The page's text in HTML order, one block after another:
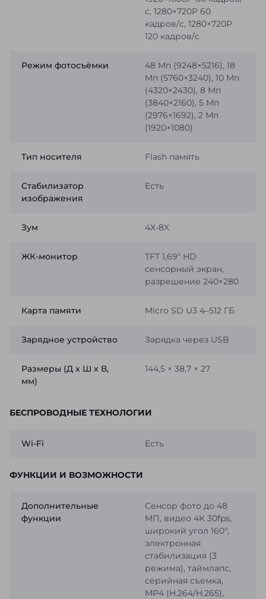
с, 1280×720P 60
кадров/с, 1280×720P
120 кадров/с
Режим фотосъёмки
48 Мп (9248×5216), 18
Мп (5760×3240), 10 Мп
(4320×2430), 8 Мп
(3840×2160), 5 Мп
(2976×1692), 2 Мп
(1920×1080)
Тип носителя Flash память
Стабилизатор
изображения
Есть
Зум 4X-8X
ЖК-монитор
TFT 1,69" HD
сенсорный экран,
разрешение 240×280
Карта памяти Micro SD U3 4–512 ГБ
Зарядное устройство Зарядка через USB
Размеры (Д х Ш х В,
мм)
144,5 × 38,7 × 27
БЕСПРОВОДНЫЕ ТЕХНОЛОГИИ
Wi-Fi Есть
ФУНКЦИИ И ВОЗМОЖНОСТИ
Дополнительные
функции
Сенсор фото до 48
МП, видео 4K 30fps,
широкий угол 160°,
электронная
стабилизация (3
режима), таймлапс,
серийная съемка,
MP4 (H.264/H.265),